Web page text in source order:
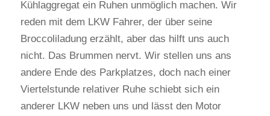
Kühlaggregat ein Ruhen unmöglich machen. Wir
reden mit dem LKW Fahrer, der über seine
Broccoliladung erzählt, aber das hilft uns auch
nicht. Das Brummen nervt. Wir stellen uns ans
andere Ende des Parkplatzes, doch nach einer
Viertelstunde relativer Ruhe schiebt sich ein
anderer LKW neben uns und lässt den Motor